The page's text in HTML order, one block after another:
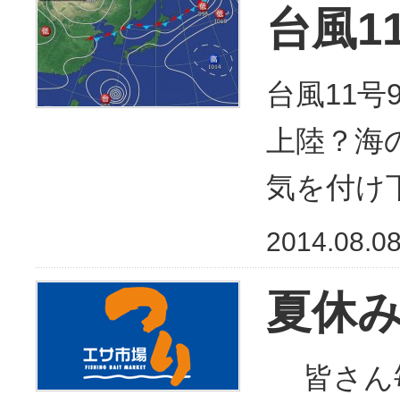
台風
台風11号
上陸？
気を付
夏休
皆さん